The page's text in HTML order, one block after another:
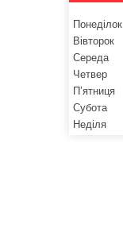
Понеділок
Вівторок
Середа
Четвер
Пʼятниця
Субота
Неділя